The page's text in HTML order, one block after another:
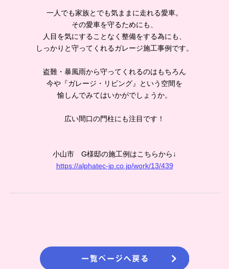
一人でも家族とでも気ままに走れる愛車。
その愛車を守るためにも、
人目を気にすることなく整備をする為にも、
しっかりと守ってくれるガレージ施工事例です。
盗難・暴風雨から守ってくれるのはもちろん
今や『ガレージ・リビング』という空間を
愉しんでみてはいかがでしょうか。
広い間口の門柱にも注目です！
小山市 G様邸の施工例はこちらから↓
https://alphatec-jp.co.jp/work/13/439